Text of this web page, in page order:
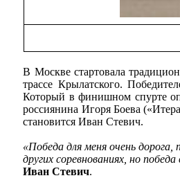
В Москве стартовала
трассе Крылатского.
Который в финишном спурте
россиянина Игоря Боева
становится Иван Стевич.
«Победа для меня очень
других соревнованиях, но
Иван Стевич.